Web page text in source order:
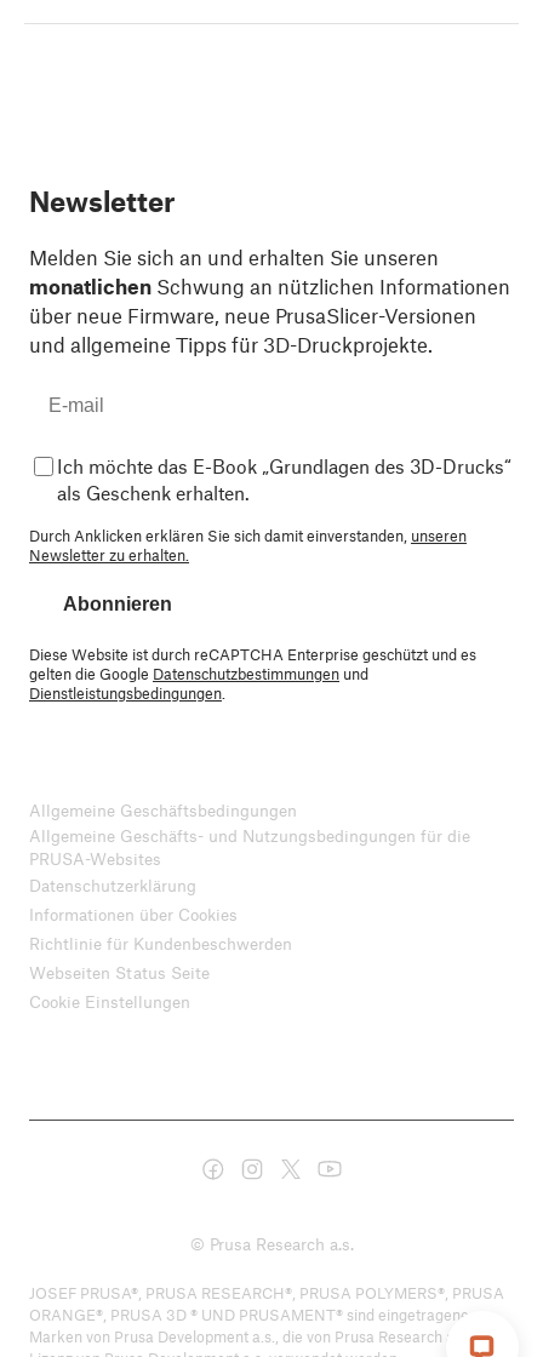
Newsletter
Melden Sie sich an und erhalten Sie unseren
monatlichen Schwung an nützlichen Informationen
über neue Firmware, neue PrusaSlicer-Versionen
und allgemeine Tipps für 3D-Druckprojekte.
Ich möchte das E-Book „Grundlagen des 3D-Drucks“
als Geschenk erhalten.
Durch Anklicken erklären Sie sich damit einverstanden, unseren
Newsletter zu erhalten.
Abonnieren
Diese Website ist durch reCAPTCHA Enterprise geschützt und es
gelten die Google Datenschutzbestimmungen und
Dienstleistungsbedingungen
Allgemeine Geschäftsbedingungen
Allgemeine Geschäfts- und Nutzungsbedingungen für die
PRUSA-Websites
Datenschutzerklärung
Informationen über Cookies
Richtlinie für Kundenbeschwerden
Webseiten Status Seite
Cookie Einstellungen
© Prusa Research a.s.
JOSEF PRUSA®, PRUSA RESEARCH®, PRUSA POLYMERS®, PRUSA
ORANGE®, PRUSA 3D ® UND PRUSAMENT® sind eingetragene
Marken von Prusa Development a.s., die von Prusa Research a.s. unter